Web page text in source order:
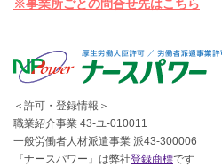
※事業所ごとの問合せ先はこちら
＜許可・登録情報＞
職業紹介事業 43-ユ-010011
一般労働者人材派遣事業 派43-300006
『ナースパワー』は弊社登録商標です